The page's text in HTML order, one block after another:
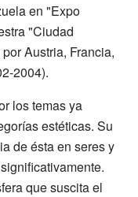
en "Expo
"Ciudad
Austria, Francia,
2004).
los temas ya
estéticas. Su
de ésta en seres y
que suscita el